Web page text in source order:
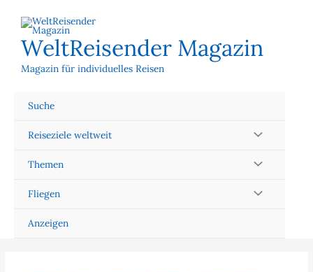
Inhalt
springenWeltReisender Magazin
Magazin für individuelles Reisen
Suche
Reiseziele weltweit
Themen
Fliegen
Anzeigen